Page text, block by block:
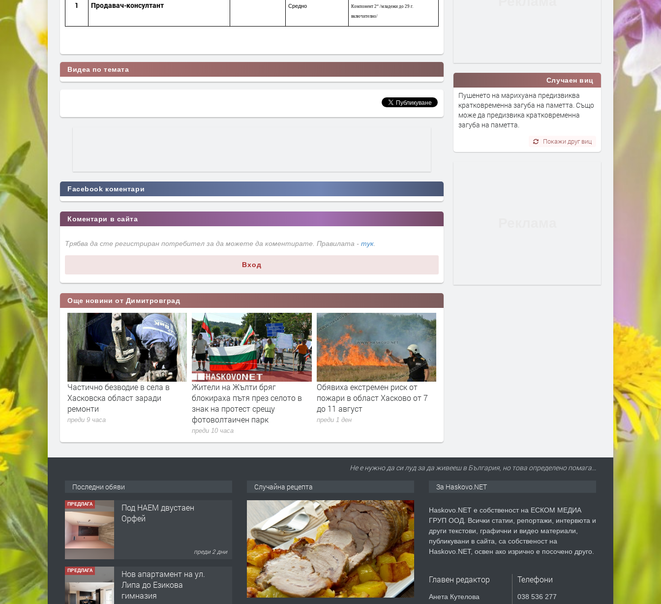
1 Продавач-консултант Средно
Компонент 2“ /младежи до 29 г.
включително/
Видеа по темата
Facebook коментари
Коментари в сайта
Трябва да сте регистриран потребител за да можете да коментирате. Правилата - тук
Вход
Още новини от Димитровград
не отстъпва,
Частично безводие в села в
Хасковска област заради
ремонти
преди 9 часа
Жители на Жълти бряг
блокираха пътя през селото в
знак на протест срещу
фотоволтаичен парк
преди 10 часа
Обявиха екстремен риск от
пожари в област Хасково от 7
до 11 август
преди 1 ден
Димитровград отново
бригадирска столица по
80 години от
бригадирско движение
Случаен виц
Пушенето на марихуана предизвиква
кратковременна загуба на паметта. Също
може да предизвика кратковременна
загуба на паметта.
Покажи друг виц
Не е нужно да си луд за да живееш в България, но това определено помага...
Последни обяви
ПРЕДЛАГА
Под НАЕМ двустаен
Орфей
преди 2 дни
ПРЕДЛАГА
Нов апартамент на ул.
Липа до Езикова
гимназия
Случайна рецепта За Haskovo.NET
Haskovo.NET е собственост на ЕСКОМ МЕДИА
ГРУП ООД. Всички статии, репортажи, интервюта и
други текстови, графични и видео материали,
публикувани в сайта, са собственост на
Haskovo.NET, освен ако изрично е посочено друго.
Главен редактор
Анета Кутелова
Телефони
038 536 277